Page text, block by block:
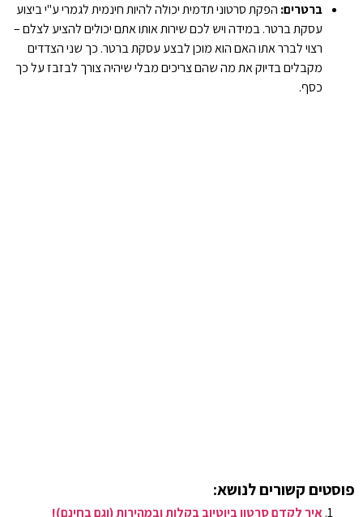
ברטרים: הפקת סרטוני תדמית יכולה להיות חינמית לגמרי ע"י ביצוע
עסקת ברטר. במידה ויש לכם שירות אותו אתם יכולים להציע לצלם –
רצוי לברר אתו האם הוא מוכן לבצע עסקת ברטר. כך שני הצדדים
מקבלים בדיוק את מה שהם צריכים מבלי שיהיה צורך לבזבז על כך
כסף.
פוסטים קשורים לנושא:
איך לקדם סרטון ביוטיוב בקלות ובמהירות (וגם בחינם)!